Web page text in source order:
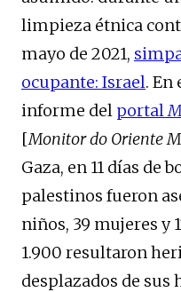
limpieza étnica
mayo de 2021,
ocupante: Israel. En
informe del portal
[Monitor do Oriente
Gaza, en 11 días de
palestinos fueron
niños, 39 mujeres y
1.900 resultaron
desplazados de sus